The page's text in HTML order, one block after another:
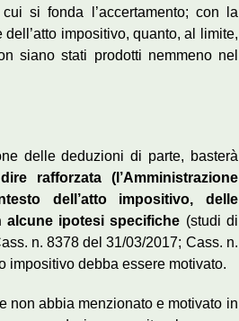
si fonda l’accertamento; con la
impositivo, quanto, al limite,
siano stati prodotti nemmeno nel
delle deduzioni di parte, basterà
rafforzata (l’Amministrazione
dell’atto impositivo, delle
ipotesi specifiche (studi di
n. 8378 del 31/03/2017; Cass. n.
impositivo debba essere motivato.
non abbia menzionato e motivato in